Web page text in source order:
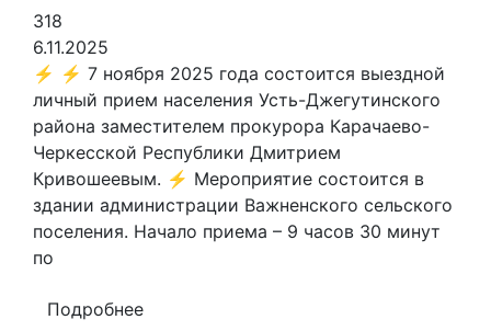
318
6.11.2025
⚡️ ⚡️ 7 ноября 2025 года состоится выездной
личный прием населения Усть-Джегутинского
района заместителем прокурора Карачаево-
Черкесской Республики Дмитрием
Кривошеевым. ⚡️ Мероприятие состоится в
здании администрации Важненского сельского
поселения. Начало приема – 9 часов 30 минут
по
Подробнее